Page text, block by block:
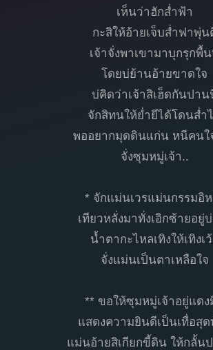
เห็นว่าฮักส่ำฟ้า
กะสิให้อ้ายเจ็บส่ำฟาพุ่น
เจ้าจั่งพาเขามาบุกรุกพื้
โดยบ่ย้านอ้ายขาดใจ
บ่คิดว่าเจ้าสิเฮ็ดกันปาน
จักสิทนให้ย่ำยีได้โดนส่ำ
พออยากมุดดินแก่น หนีคนใ
จั่งซุมหมู่เจ้า..
* จักแม่นเวรแม่นกรรมอิห
เทียวหลั่งมาทั่งเอิกซ้ายอยู่บ่
น้ำตากะไหลเทิงให้เทิงเ
จั่งแม่นเป็นตาเหลือใจ
** ขอให้ซุมหมู่เจ้าอยู่แดง
แสดงความยินดีเป็นเทื่อสุด
แม่นอ้ายสิเกียกขี้ดิน ให้กลั้น